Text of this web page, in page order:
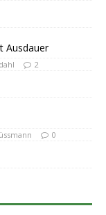
Ausdauer
2
0